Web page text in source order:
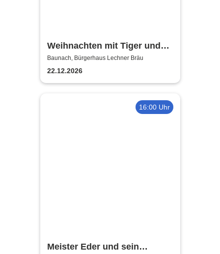
Weihnachten mit Tiger und
Bär - Chapeau Claque
Bamberg
Baunach, Bürgerhaus Lechner Bräu
22.12.2026
16:00 Uhr
Meister Eder und sein